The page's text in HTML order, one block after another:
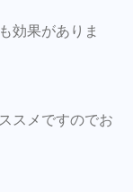
効果がありま
スメですのでお